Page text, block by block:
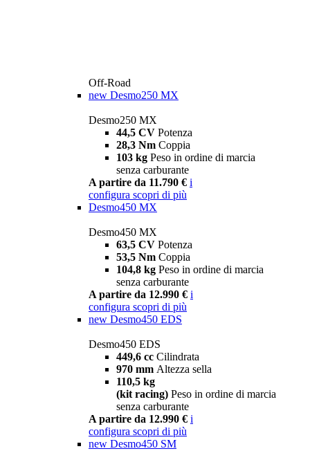
Off-Road
new Desmo250 MX
Desmo250 MX
44,5 CV Potenza
28,3 Nm Coppia
103 kg Peso in ordine di marcia
senza carburante
A partire da 11.790 € i
configura scopri di più
Desmo450 MX
Desmo450 MX
63,5 CV Potenza
53,5 Nm Coppia
104,8 kg Peso in ordine di marcia
senza carburante
A partire da 12.990 € i
configura scopri di più
new Desmo450 EDS
Desmo450 EDS
449,6 cc Cilindrata
970 mm Altezza sella
110,5 kg
(kit racing) Peso in ordine di marcia
senza carburante
A partire da 12.990 € i
configura scopri di più
new Desmo450 SM